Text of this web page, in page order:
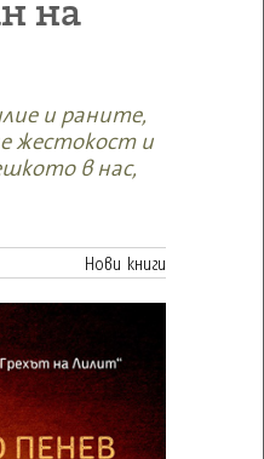
на
и раните,
жестокост и
в нас,
Нови книги